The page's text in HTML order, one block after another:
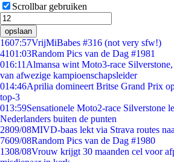
Scrollbar gebruiken
opslaan
1607:57VrijMiBabes #316 (not very sfw!)
4101:03Random Pics van de Dag #1981
016:11 Almansa wint Moto3-race
van afwezige kampioenschapsleider
014:46Aprilia domineert Britse Grand Prix
top-3
013:59Sensationele Moto2-race Silverstone
Nederlanders buiten de punten
2809/08MIVD-baas lekt via Strava routes
7609/08Random Pics van de Dag #1980
1308/08Vrouw krijgt 30 maanden cel voor